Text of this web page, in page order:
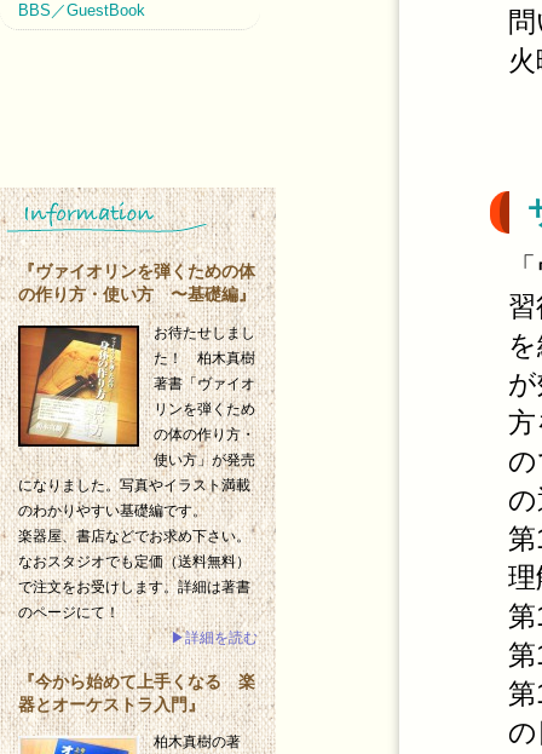
BBS／GuestBook
『ヴァイオリンを弾くための体
の作り方・使い方 〜基礎編』
お待たせしまし
た！ 柏木真樹
著書「ヴァイオ
リンを弾くため
の体の作り方・
使い方」が発売
になりました。写真やイラスト満載
のわかりやすい基礎編です。
楽器屋、書店などでお求め下さい。
なおスタジオでも定価（送料無料）
で注文をお受けします。詳細は著書
のページにて！
▶詳細を読む
『今から始めて上手くなる 楽
器とオーケストラ入門』
柏木真樹の著